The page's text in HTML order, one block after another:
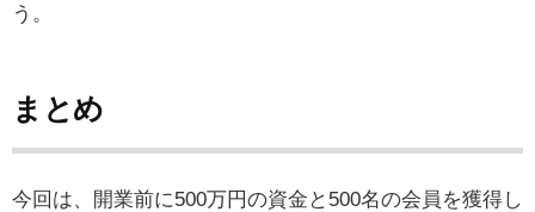
う。
まとめ
今回は、開業前に500万円の資金と500名の会員を獲得し